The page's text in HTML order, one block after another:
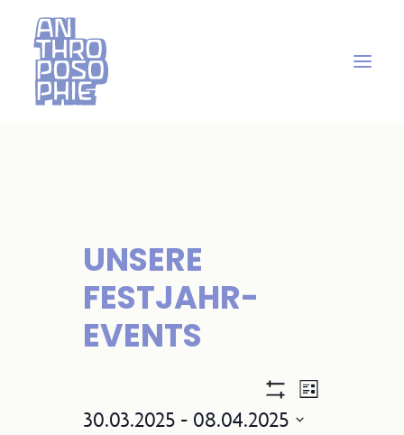
UNSERE
FESTJAHR-
EVENTS
A
nAnzeigen
V
Liste
30.03.2025 - 08.04.2025